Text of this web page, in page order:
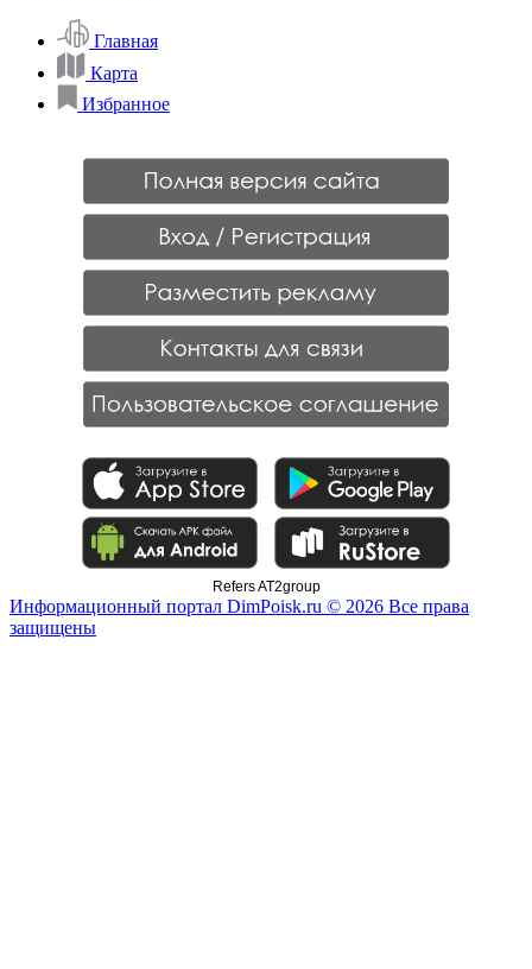
Главная
Карта
Избранное
Refers AT2group
Информационный портал DimPoisk.ru © 2026 Все права
защищены